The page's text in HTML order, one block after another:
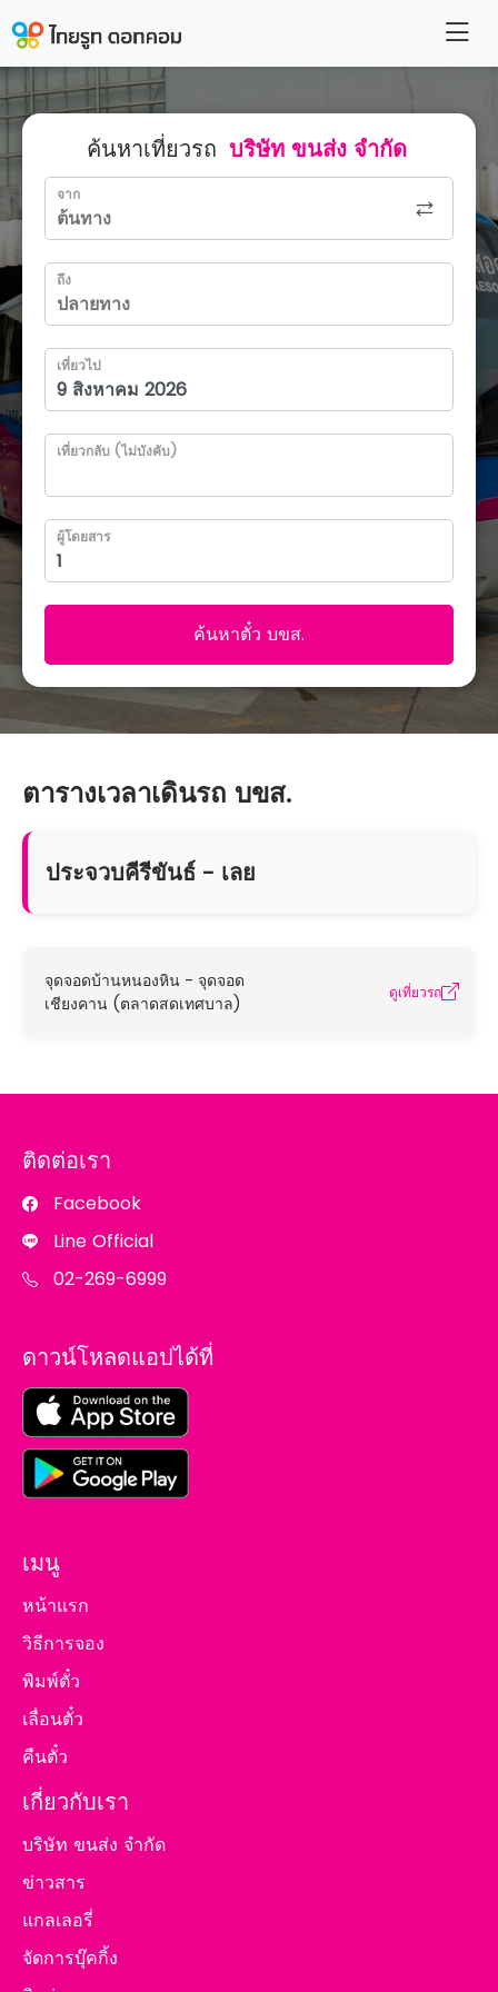
ค้นหาเที่ยวรถ บริษัท ขนส่ง จำกัด
จาก
ถึง
เที่ยวไป
เที่ยวกลับ (ไม่บังคับ)
ผู้โดยสาร
ค้นหาตั๋ว บขส.
ตารางเวลาเดินรถ บขส.
ประจวบคีรีขันธ์ - เลย
จุดจอดบ้านหนองหิน - จุดจอด
เชียงคาน (ตลาดสดเทศบาล)
ดูเที่ยวรถ
ติดต่อเรา
Facebook
Line Official
02-269-6999
ดาวน์โหลดแอปได้ที่
เมนู
หน้าแรก
วิธีการจอง
พิมพ์ตั๋ว
เลื่อนตั๋ว
คืนตั๋ว
เกี่ยวกับเรา
บริษัท ขนส่ง จำกัด
ข่าวสาร
แกลเลอรี่
จัดการบุ๊คกิ้ง